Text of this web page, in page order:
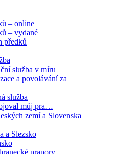
– online
– vydané
předků
služba v míru
a povolávání za
služba
můj pra…
zemí a Slovenska
a Slezsko
prapory